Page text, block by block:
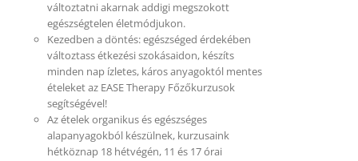
változtatni akarnak addigi megszokott
egészségtelen életmódjukon.
Kezedben a döntés: egészséged érdekében
változtass étkezési szokásaidon, készíts
minden nap ízletes, káros anyagoktól mentes
ételeket az EASE Therapy Főzőkurzusok
segítségével!
Az ételek organikus és egészséges
alapanyagokból készülnek, kurzusaink
hétköznap 18 hétvégén, 11 és 17 órai